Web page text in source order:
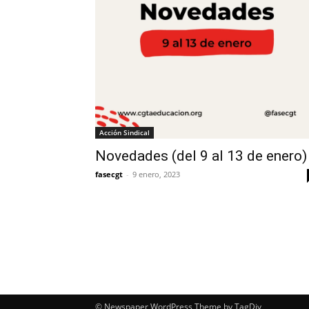
Acción Sindical
Novedades (del 9 al 13 de enero)
fasecgt - 9 enero, 2023
© Newspaper WordPress Theme by TagDiv